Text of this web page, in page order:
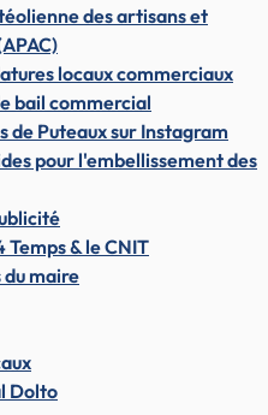
des artisans et
locaux commerciaux
bail commercial
de Puteaux sur Instagram
pour l'embellissement des
& le CNIT
du maire
Dolto